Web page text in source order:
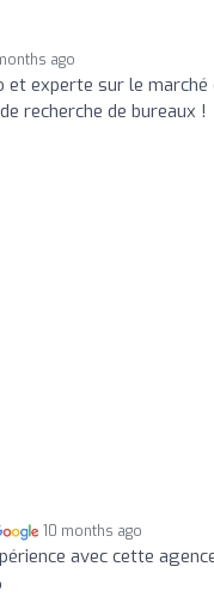
ago
et experte sur le
recherche de bureaux !
10 months ago
avec cette